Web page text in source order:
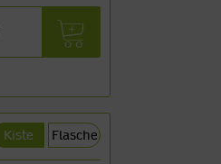
Kiste Flasche